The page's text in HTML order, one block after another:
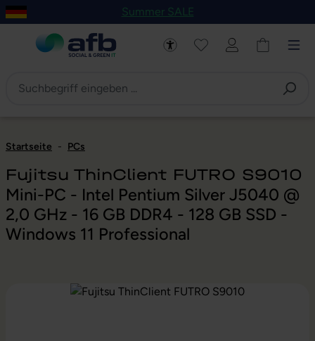
Hauptinhalt springen
Zur Navigation der B2B-Plattform springen
Summer SALE
Startseite - PCs
Fujitsu ThinClient FUTRO S9010
Mini-PC - Intel Pentium Silver J5040 @
2,0 GHz - 16 GB DDR4 - 128 GB SSD -
Windows 11 Professional
Bildergalerie überspringen